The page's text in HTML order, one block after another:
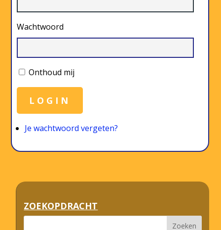
Wachtwoord
Onthoud mij
LOGIN
Je wachtwoord vergeten?
ZOEKOPDRACHT